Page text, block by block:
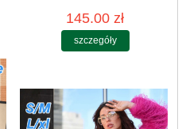
145.00 zł
szczegóły